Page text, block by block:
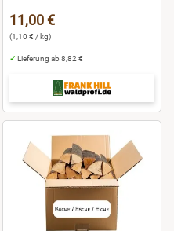
11,00 €
(1,10 € / kg)
✓ Lieferung ab 8,82 €